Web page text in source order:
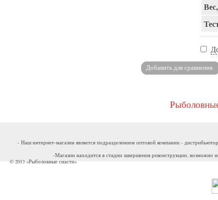
- Наш интернет-магазин является подразделением оптовой компании -
-Магазин находится в стадии завершения реконструкции, возможно
© 2013 «Рыболовные снасти»